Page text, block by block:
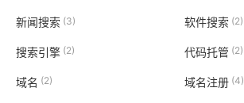
新闻搜索 (3) 软件搜索 (2)
搜索引擎 (2) 代码托管(2)
域名 (2) 域名注册(4)